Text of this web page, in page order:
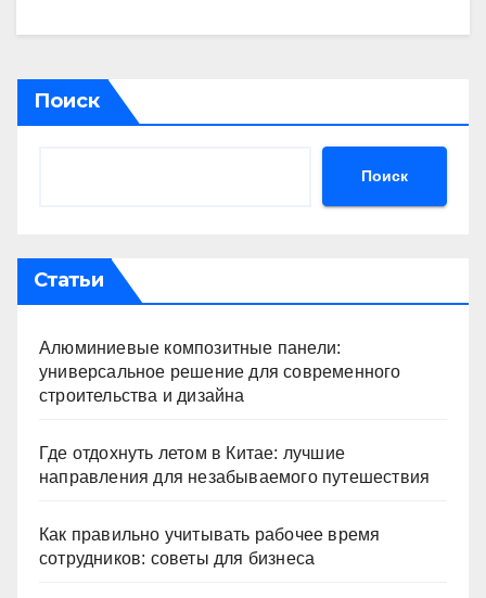
Поиск
Поиск
Статьи
Алюминиевые композитные панели:
универсальное решение для современного
строительства и дизайна
Где отдохнуть летом в Китае: лучшие
направления для незабываемого путешествия
Как правильно учитывать рабочее время
сотрудников: советы для бизнеса